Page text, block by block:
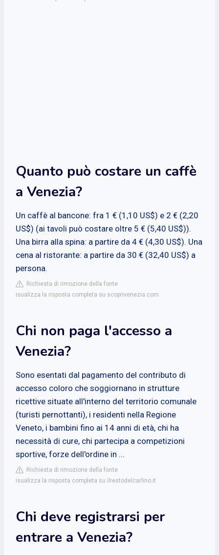
Quanto può costare un caffè
a Venezia?
Un caffè al bancone: fra 1 € (1,10 US$) e 2 € (2,20
US$) (ai tavoli può costare oltre 5 € (5,40 US$)).
Una birra alla spina: a partire da 4 € (4,30 US$). Una
cena al ristorante: a partire da 30 € (32,40 US$) a
persona.
Richiesta di rimozione della fonte
isualizza la risposta completa su scoprivenezia.com
Chi non paga l'accesso a
Venezia?
Sono esentati dal pagamento del contributo di
accesso coloro che soggiornano in strutture
ricettive situate all'interno del territorio comunale
(turisti pernottanti), i residenti nella Regione
Veneto, i bambini fino ai 14 anni di età, chi ha
necessità di cure, chi partecipa a competizioni
sportive, forze dell'ordine in ...
Richiesta di rimozione della fonte
isualizza la risposta completa su ilrestodelcarlino.it
Chi deve registrarsi per
entrare a Venezia?